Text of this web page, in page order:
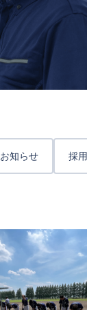
お知らせ 採用